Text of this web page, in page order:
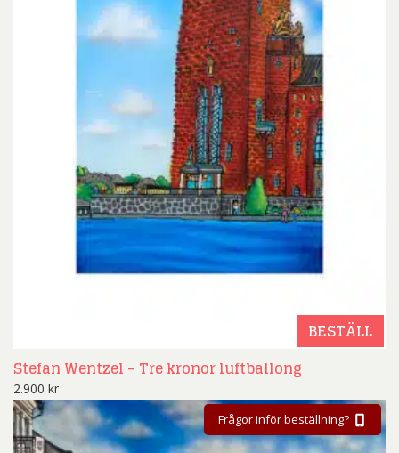
BESTÄLL
Stefan Wentzel – Tre kronor luftballong
2.900 kr
Frågor inför beställning?